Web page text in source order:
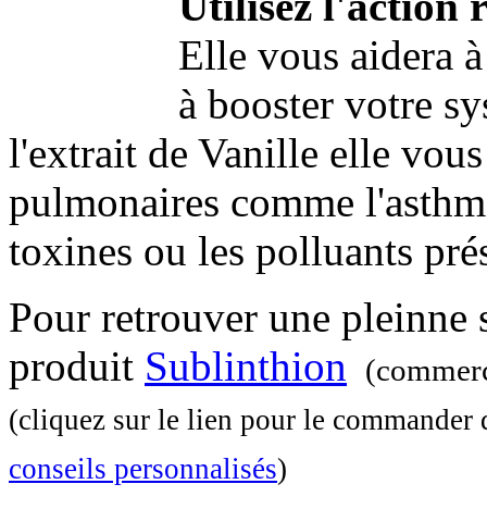
Elle vous aidera
à booster votre
l'extrait de Vanille elle
pulmonaires comme
toxines ou les polluants
Pour retrouver une pleinne
produit Sublinthion
(cliquez sur le lien pour le commander
conseils personnalisés)